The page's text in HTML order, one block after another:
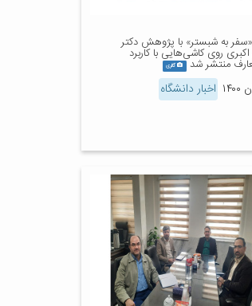
به شبستر» با پژوهش دکتر
روی کاشی‌هایی با کاربرد
منتشر شد گالری
اخبار دانشگاه